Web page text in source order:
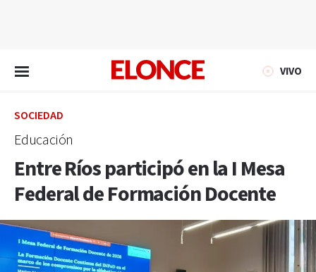
VIVO
SOCIEDAD
Educación
Entre Ríos participó en la I Mesa
Federal de Formación Docente